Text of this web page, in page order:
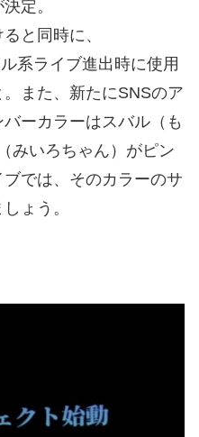
定。
と同時に、
系ライブ進出時に使用
また、新たにSNSのア
ーカラーはスバル（も
みいろちゃん）がピン
では、そのカラーのサ
ょう。